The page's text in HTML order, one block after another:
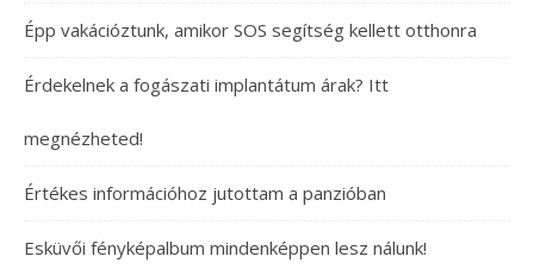
Épp vakációztunk, amikor SOS segítség kellett otthonra
Érdekelnek a fogászati implantátum árak? Itt
megnézheted!
Értékes információhoz jutottam a panzióban
Esküvői fényképalbum mindenképpen lesz nálunk!